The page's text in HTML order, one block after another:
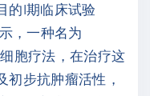
的I期临床试验
，一种名为
胞疗法，在治疗这
初步抗肿瘤活性，